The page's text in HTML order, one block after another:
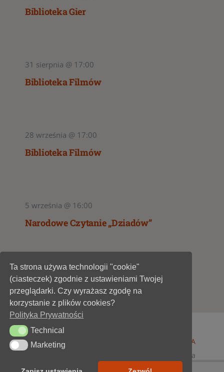
Biblioteka Gier
31 sierpnia @ 17:00
Biblioteka Filmów
28 września @ 17:00
Biblioteka Filmów
5 września @ 16:00
Narodowe Czytanie „Dziadów”
1
© 1947 - 2026 •
Miejska Biblioteka Publiczna im. A
• wszelkie prawa
zastrzeżone • projekt i realizacjaSOKÓŁ-IT
Ta strona używa technologii "cookie"
(ciasteczek) zgodnie z ustawieniami Twojej
przeglądarki. Czy wyrażasz zgodę na
korzystanie z plików cookies?
Polityka Prywatności
TechnicalTechnical
MarketingMarketing